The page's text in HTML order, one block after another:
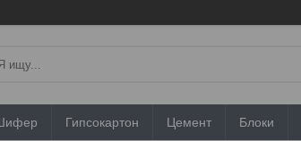
Гипсокартон Цемент Блоки